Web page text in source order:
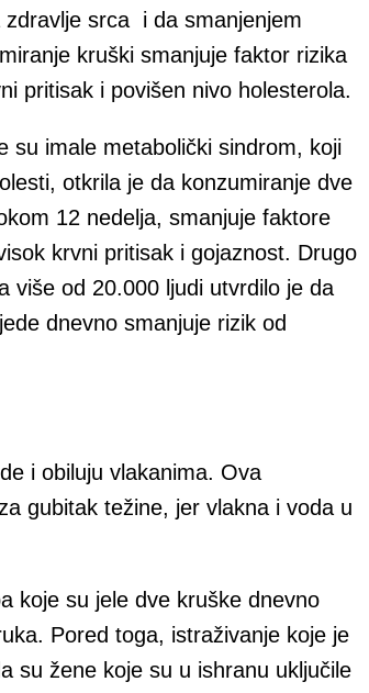
srca i da smanjenjem
kruški smanjuje faktor rizika
pritisak i povišen nivo holesterola.
su imale metabolički sindrom, koji
otkrila je da konzumiranje dve
12 nedelja, smanjuje faktore
krvni pritisak i gojaznost. Drugo
više od 20.000 ljudi utvrdilo je da
dnevno smanjuje rizik od
i obiluju vlakanima. Ova
gubitak težine, jer vlakna i voda u
koje su jele dve kruške dnevno
Pored toga, istraživanje koje je
su žene koje su u ishranu uključile